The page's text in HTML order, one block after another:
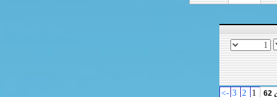
2
3
->